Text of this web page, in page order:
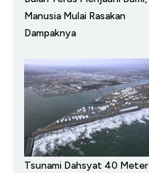
Manusia Mulai Rasakan
Dampaknya
Tsunami Dahsyat 40 Meter